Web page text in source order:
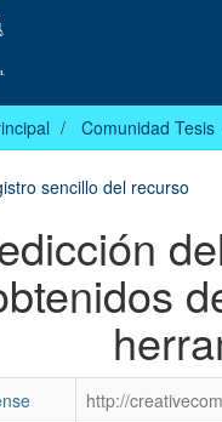
Comunidad Tesis
sencillo del recurso
http://